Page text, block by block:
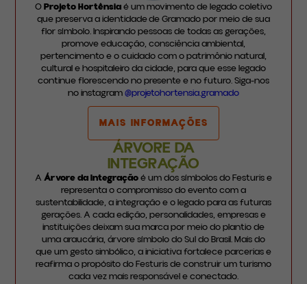
OProjeto Hortênsiaé um movimento de legado coletivo
que preserva a identidade de Gramado por meio de sua
flor símbolo. Inspirando pessoas de todas as gerações,
promove educação, consciência ambiental,
pertencimento e o cuidado com o patrimônio natural,
cultural e hospitaleiro da cidade, para que esse legado
continue florescendo no presente e no futuro. Siga-nos
no instagram@projetohortensia.gramado
MAIS INFORMAÇÕES
ÁRVORE DA
INTEGRAÇÃO
AÁrvore da Integraçãoé um dos símbolos do Festuris e
representa o compromisso do evento com a
sustentabilidade, a integração e o legado para as futuras
gerações. A cada edição, personalidades, empresas e
instituições deixam sua marca por meio do plantio de
uma araucária, árvore símbolo do Sul do Brasil. Mais do
que um gesto simbólico, a iniciativa fortalece parcerias e
reafirma o propósito do Festuris de construir um turismo
cada vez mais responsável e conectado.